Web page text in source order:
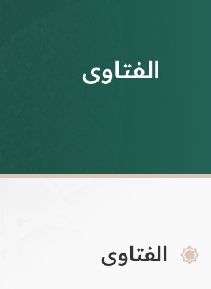
الفتاوى
الفتاوى